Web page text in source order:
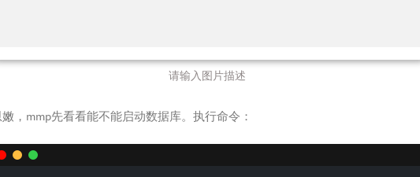
请输入图片描述
，mmp先看看能不能启动数据库。执行命令：